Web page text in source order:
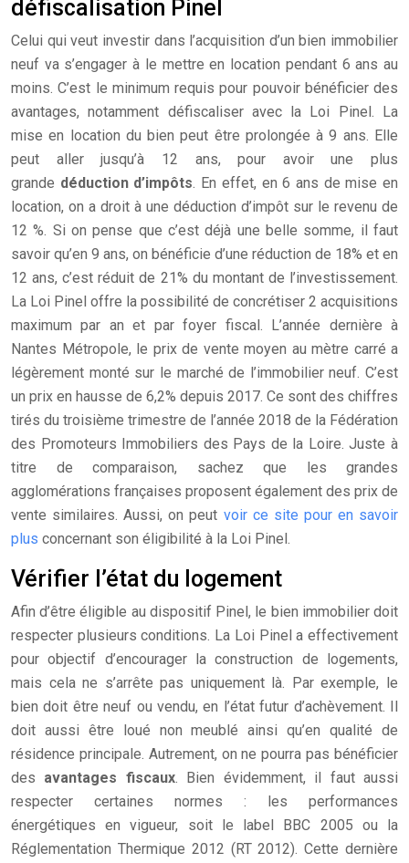
défiscalisation Pinel
Celui qui veut investir dans l’acquisition d’un bien immobilier
neuf va s’engager à le mettre en location pendant 6 ans au
moins. C’est le minimum requis pour pouvoir bénéficier des
avantages, notamment défiscaliser avec la Loi Pinel. La
mise en location du bien peut être prolongée à 9 ans. Elle
peut aller jusqu’à 12 ans, pour avoir une plus
grande déduction d’impôts. En effet, en 6 ans de mise en
location, on a droit à une déduction d’impôt sur le revenu de
12 %. Si on pense que c’est déjà une belle somme, il faut
savoir qu’en 9 ans, on bénéficie d’une réduction de 18% et en
12 ans, c’est réduit de 21% du montant de l’investissement.
La Loi Pinel offre la possibilité de concrétiser 2 acquisitions
maximum par an et par foyer fiscal. L’année dernière à
Nantes Métropole, le prix de vente moyen au mètre carré a
légèrement monté sur le marché de l’immobilier neuf. C’est
un prix en hausse de 6,2% depuis 2017. Ce sont des chiffres
tirés du troisième trimestre de l’année 2018 de la Fédération
des Promoteurs Immobiliers des Pays de la Loire. Juste à
titre de comparaison, sachez que les grandes
agglomérations françaises proposent également des prix de
vente similaires. Aussi, on peut voir ce site pour en savoir
plus concernant son éligibilité à la Loi Pinel.
Vérifier l’état du logement
Afin d’être éligible au dispositif Pinel, le bien immobilier doit
respecter plusieurs conditions. La Loi Pinel a effectivement
pour objectif d’encourager la construction de logements,
mais cela ne s’arrête pas uniquement là. Par exemple, le
bien doit être neuf ou vendu, en l’état futur d’achèvement. Il
doit aussi être loué non meublé ainsi qu’en qualité de
résidence principale. Autrement, on ne pourra pas bénéficier
des avantages fiscaux. Bien évidemment, il faut aussi
respecter certaines normes : les performances
énergétiques en vigueur, soit le label BBC 2005 ou la
Réglementation Thermique 2012 (RT 2012). Cette dernière